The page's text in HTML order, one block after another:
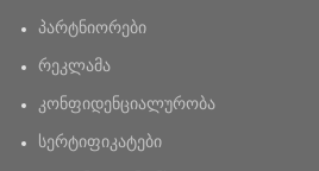
პარტნიორები
რეკლამა
კონფიდენციალურობა
სერტიფიკატები